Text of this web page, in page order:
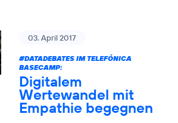
03. April 2017
#DATADEBATESIM TELEFÓNICA
BASECAMP:
Digitalem
Wertewandel mit
Empathie begegnen